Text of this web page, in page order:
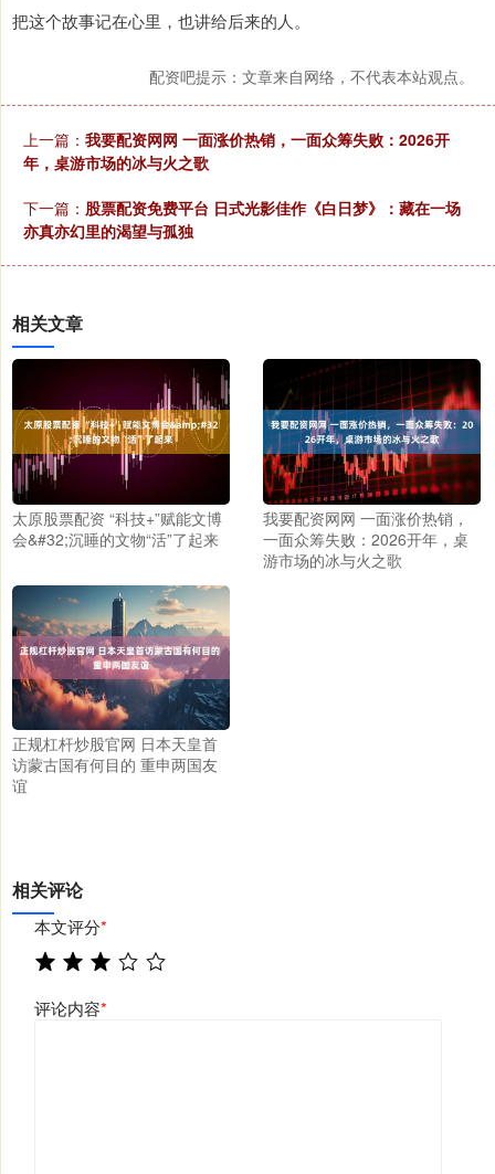
把这个故事记在心里，也讲给后来的人。
配资吧提示：文章来自网络，不代表本站观点。
上一篇： 我要配资网网 一面涨价热销，一面众筹失败：2026开
年，桌游市场的冰与火之歌
下一篇： 股票配资免费平台 日式光影佳作《白日梦》：藏在一场
亦真亦幻里的渴望与孤独
相关文章
太原股票配资 “科技+”赋能文博
会&#32;沉睡的文物“活”了起来
我要配资网网 一面涨价热销，
一面众筹失败：2026开年，桌
游市场的冰与火之歌
正规杠杆炒股官网 日本天皇首
访蒙古国有何目的 重申两国友
谊
相关评论
本文评分*
评论内容*